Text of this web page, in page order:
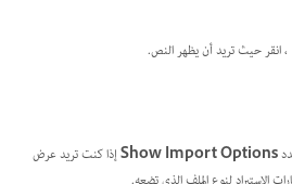
، انقر حيث تريد أن يظهر النص.
Show Import Optionsإذا كنت تريد عرض